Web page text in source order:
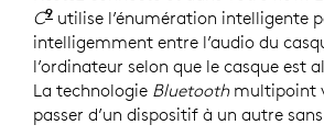
C9 Pour les versions avec
utilise l’énumération intelligente
intelligemment entre l’audio du
l’ordinateur selon que le casque est
La technologie Bluetoothmultipoint
passer d’un dispositif à un autre